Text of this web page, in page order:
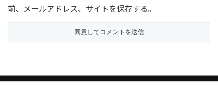
前、メールアドレス、サイトを保存する。